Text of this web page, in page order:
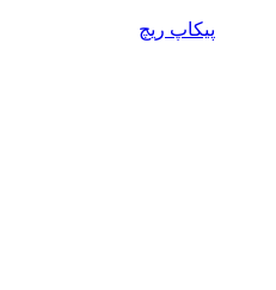
پیکاپ ریچ